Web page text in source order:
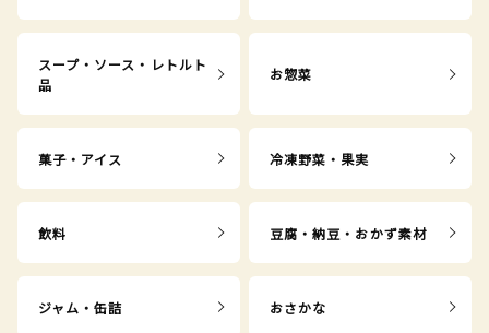
スープ・ソース・レトルト
品
お惣菜
菓子・アイス 冷凍野菜・果実
飲料 豆腐・納豆・おかず素材
ジャム・缶詰 おさかな